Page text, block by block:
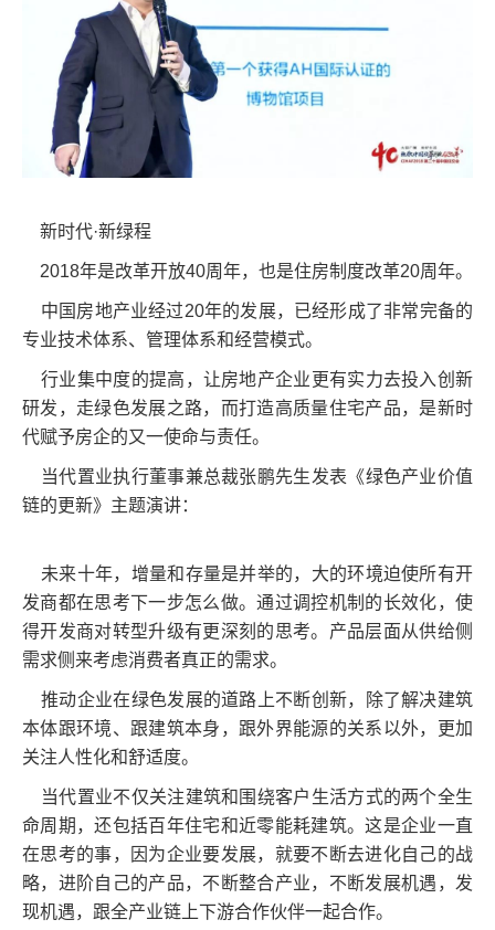
新时代·新绿程
2018年是改革开放40周年，也是住房制度改革20周年。
中国房地产业经过20年的发展，已经形成了非常完备的
专业技术体系、管理体系和经营模式。
行业集中度的提高，让房地产企业更有实力去投入创新
研发，走绿色发展之路，而打造高质量住宅产品，是新时
代赋予房企的又一使命与责任。
当代置业执行董事兼总裁张鹏先生发表《绿色产业价值
链的更新》主题演讲：
未来十年，增量和存量是并举的，大的环境迫使所有开
发商都在思考下一步怎么做。通过调控机制的长效化，使
得开发商对转型升级有更深刻的思考。产品层面从供给侧
需求侧来考虑消费者真正的需求。
推动企业在绿色发展的道路上不断创新，除了解决建筑
本体跟环境、跟建筑本身，跟外界能源的关系以外，更加
关注人性化和舒适度。
当代置业不仅关注建筑和围绕客户生活方式的两个全生
命周期，还包括百年住宅和近零能耗建筑。这是企业一直
在思考的事，因为企业要发展，就要不断去进化自己的战
略，进阶自己的产品，不断整合产业，不断发展机遇，发
现机遇，跟全产业链上下游合作伙伴一起合作。